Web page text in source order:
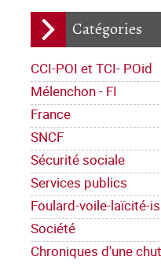
Catégories
CCI-POI et TCI- POid
Mélenchon - FI
France
SNCF
Sécurité sociale
Services publics
Foulard-voile-laïcité-
Société
Chroniques d'une